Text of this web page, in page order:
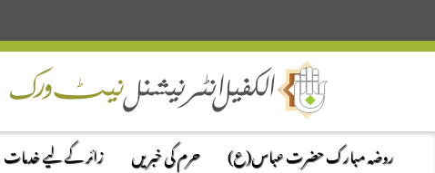
روضہ مبارک حضرت عباس(ع) حرم کی خبریں زائر کے لیے خدمات